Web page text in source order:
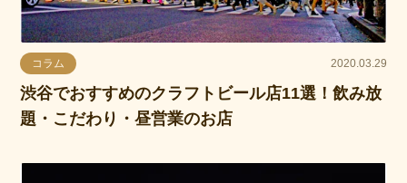
コラム 2020.03.29
渋谷でおすすめのクラフトビール店11選！飲み放
題・こだわり・昼営業のお店